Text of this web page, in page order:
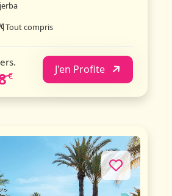
Tout compris
€ J'en Profite